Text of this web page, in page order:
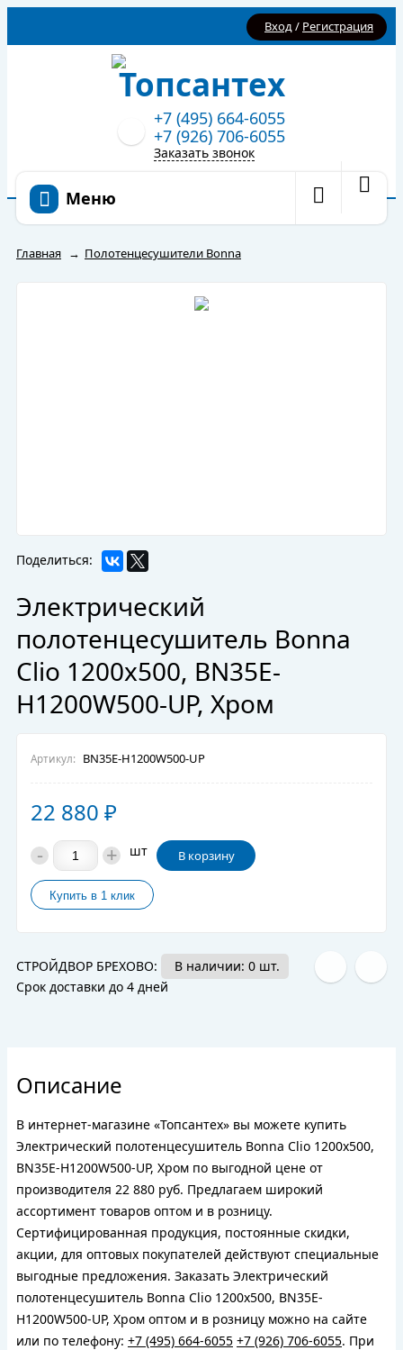
Вход/ Регистрация
+7 (495) 664-6055
+7 (926) 706-6055
Заказать звонок
Меню
Главная → Полотенцесушители Bonna
Поделиться:
Электрический
полотенцесушитель Bonna
Clio 1200x500, BN35E-
H1200W500-UP, Хром
Артикул: BN35E-H1200W500-UP
22 880 ₽
- + шт В корзину
СТРОЙДВОР БРЕХОВО:
В наличии: 0 шт.
Срок доставки до 4 дней
Описание
В интернет-магазине «Топсантех» вы можете купить
Электрический полотенцесушитель Bonna Clio 1200x500,
BN35E-H1200W500-UP, Хром по выгодной цене от
производителя 22 880 руб. Предлагаем широкий
ассортимент товаров оптом и в розницу.
Сертифицированная продукция, постоянные скидки,
акции, для оптовых покупателей действуют специальные
выгодные предложения. Заказать Электрический
полотенцесушитель Bonna Clio 1200x500, BN35E-
H1200W500-UP, Хром оптом и в розницу можно на сайте
или по телефону: +7 (495) 664-6055 +7 (926) 706-6055. При